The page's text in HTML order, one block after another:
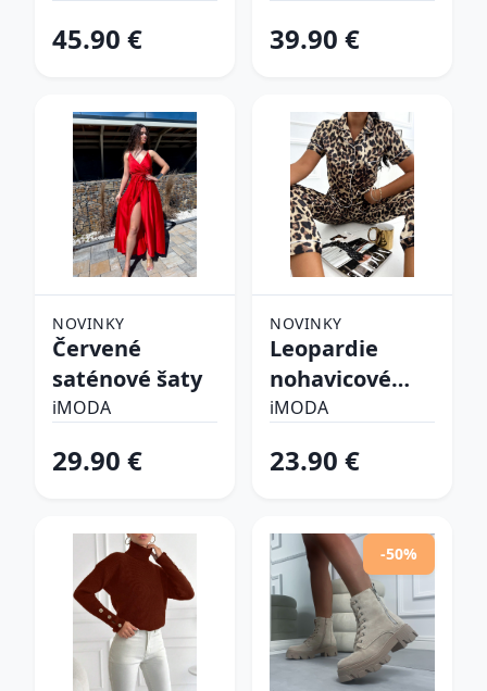
45.90 € 39.90 €
NOVINKY
Červené
saténové šaty
iMODA
29.90 €
NOVINKY
Leopardie
nohavicové
pyžamo
iMODA
23.90 €
-50%